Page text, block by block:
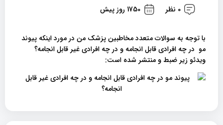
0 نظر 1750 روز پیش
با توجه به سوالات متعدد مخاطبین پزشک من در مورد اینکه پیوند
مو در چه افرادی قابل انجامه و در چه افرادی غیر قابل انجامه؟
ویدئو زیر ضبط و منتشر شده است: